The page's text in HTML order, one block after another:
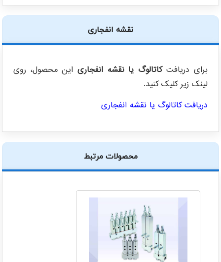
نقشه انفجاری
برای دریافتکاتالوگ یا نقشه انفجاری این محصول، روی
لینک زیر کلیک کنید.
دریافت کاتالوگ یا نقشه انفجاری
محصولات مرتبط